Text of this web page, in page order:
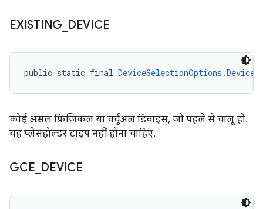
EXISTING DEVICE
public static final
कोई असल फ़िज़िकल या वर्चुअल डिवाइस, जो पहले से चालू हो.
यह प्लेसहोल्डर टाइप नहीं होना चाहिए.
GCE DEVICE